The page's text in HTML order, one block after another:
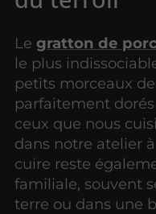
Legratton de porc
le plus
petits morceaux
parfaitement
ceux que nous
dans notre atelier
cuire reste
familiale, souvent
terre ou dans une